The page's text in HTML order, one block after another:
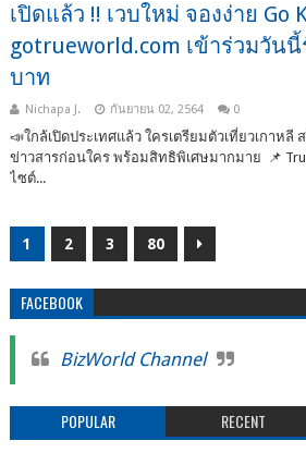
เปิดแล้ว !! เวบใหม่ จองง่าย Go
gotrueworld.com เข้าร่วมวัน
บาท
Nichapa J. กันยายน 02, 2564 0
📣ใกล้เปิดประเทศแล้ว ใครเตรียมตัวเที่ยวเกาห
ข่าวสารก่อนใคร พร้อมสิทธิพิเศษมากมาย 📌
ไซต์...
1 2 3 80
FACEBOOK
BizWorld Channel
POPULAR RECENT